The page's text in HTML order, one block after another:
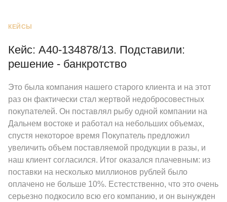
КЕЙСЫ
Кейс: А40-134878/13. Подставили:
решение - банкротство
Это была компания нашего старого клиента и на этот
раз он фактически стал жертвой недобросовестных
покупателей. Он поставлял рыбу одной компании на
Дальнем востоке и работал на небольших объемах,
спустя некоторое время Покупатель предложил
увеличить объем поставляемой продукции в разы, и
наш клиент согласился. Итог оказался плачевным: из
поставки на несколько миллионов рублей было
оплачено не больше 10%. Естестственно, что это очень
серьезно подкосило всю его компанию, и он вынужден